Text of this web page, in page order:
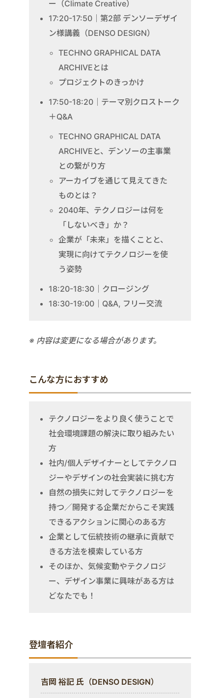
ー（Climate Creative）
17:20-17:50｜第2部 デンソーデザイ
ン様講義（DENSO DESIGN）
TECHNO GRAPHICAL DATA
ARCHIVEとは
プロジェクトのきっかけ
17:50-18:20｜テーマ別クロストーク
＋Q&A
TECHNO GRAPHICAL DATA
ARCHIVEと、デンソーの主事業
との繋がり方
アーカイブを通じて見えてきた
ものとは？
2040年、テクノロジーは何を
「しないべき」か？
企業が「未来」を描くことと、
実現に向けてテクノロジーを使
う姿勢
18:20-18:30｜クロージング
18:30-19:00｜Q&A, フリー交流
※ 内容は変更になる場合があります。
こんな方におすすめ
テクノロジーをより良く使うことで
社会環境課題の解決に取り組みたい
方
社内/個人デザイナーとしてテクノロ
ジーやデザインの社会実装に挑む方
自然の損失に対してテクノロジーを
持つ／開発する企業だからこそ実践
できるアクションに関心のある方
企業として伝統技術の継承に貢献で
きる方法を模索している方
そのほか、気候変動やテクノロジ
ー、デザイン事業に興味がある方は
どなたでも！
登壇者紹介
吉岡 裕記 氏（DENSO DESIGN）